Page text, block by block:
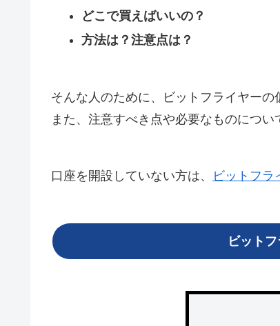
どこで買えばいいの？
方法は？注意点は？
そんな人のために、ビットフライヤーの
また、注意すべき点や必要なものにつ
口座を開設していない方は、 ビットフラ
ビット